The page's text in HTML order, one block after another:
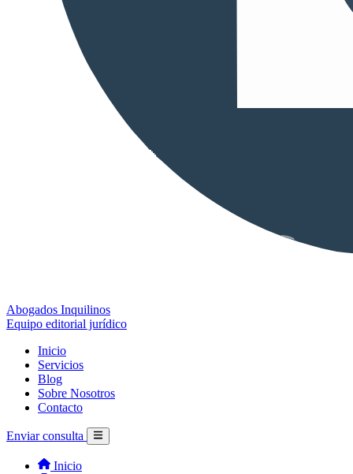
Abogados Inquilinos
Equipo editorial jurídico
Inicio
Servicios
Blog
Sobre Nosotros
Contacto
Enviar consulta
Inicio